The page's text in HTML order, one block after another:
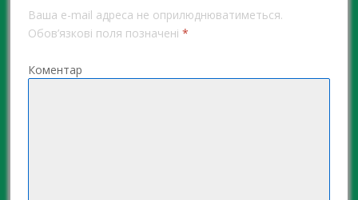
Ваша e-mail адреса не оприлюднюватиметься.
Обов’язкові поля позначені *
Коментар